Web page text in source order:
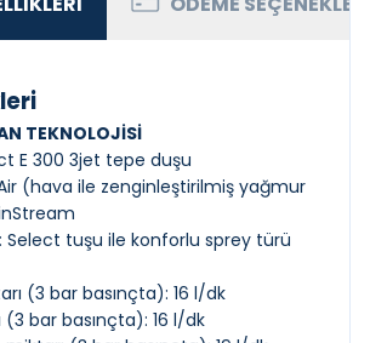
TEKNOLOJİSİ
E 300 3jet tepe duşu
(hava ile zenginleştirilmiş yağmur
Select tuşu ile konforlu sprey türü
(3 bar basınçta): 16 l/dk
(3 bar basınçta): 16 l/dk